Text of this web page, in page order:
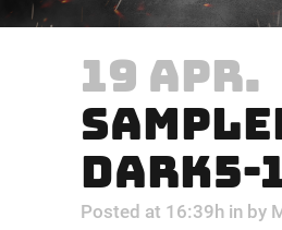
19 APR.
DARK5-
Posted at 16:39h in by